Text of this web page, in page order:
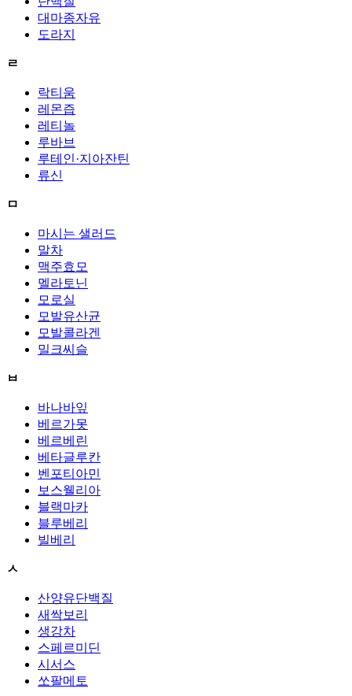
대마종자유
도라지
ㄹ
락티움
레몬즙
레티놀
루바브
루테인·지아잔틴
류신
ㅁ
마시는 샐러드
말차
맥주효모
멜라토닌
모로실
모발유산균
모발콜라겐
밀크씨슬
ㅂ
바나바잎
베르가못
베르베린
베타글루칸
벤포티아민
보스웰리아
블랙마카
블루베리
빌베리
ㅅ
산양유단백질
새싹보리
생강차
스페르미딘
시서스
쏘팔메토